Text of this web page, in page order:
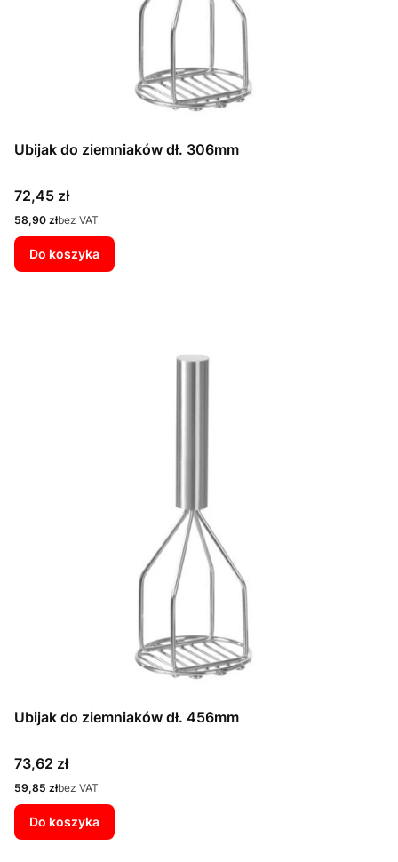
Ubijak do ziemniaków dł. 306mm
Cena
72,45 zł
Cena
58,90 złbez VAT
Do koszyka
Ubijak do ziemniaków dł. 456mm
Cena
73,62 zł
Cena
59,85 złbez VAT
Do koszyka